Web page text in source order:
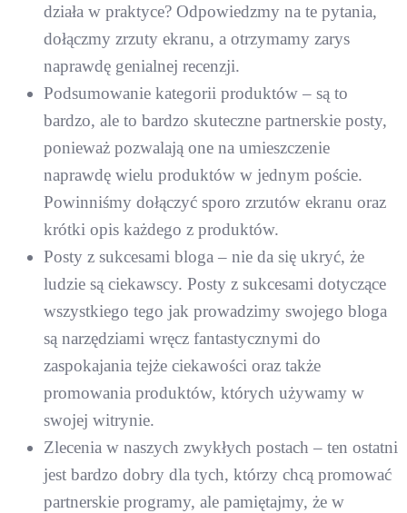
działa w praktyce? Odpowiedzmy na te pytania,
dołączmy zrzuty ekranu, a otrzymamy zarys
naprawdę genialnej recenzji.
Podsumowanie kategorii produktów – są to
bardzo, ale to bardzo skuteczne partnerskie posty,
ponieważ pozwalają one na umieszczenie
naprawdę wielu produktów w jednym poście.
Powinniśmy dołączyć sporo zrzutów ekranu oraz
krótki opis każdego z produktów.
Posty z sukcesami bloga – nie da się ukryć, że
ludzie są ciekawscy. Posty z sukcesami dotyczące
wszystkiego tego jak prowadzimy swojego bloga
są narzędziami wręcz fantastycznymi do
zaspokajania tejże ciekawości oraz także
promowania produktów, których używamy w
swojej witrynie.
Zlecenia w naszych zwykłych postach – ten ostatni
jest bardzo dobry dla tych, którzy chcą promować
partnerskie programy, ale pamiętajmy, że w